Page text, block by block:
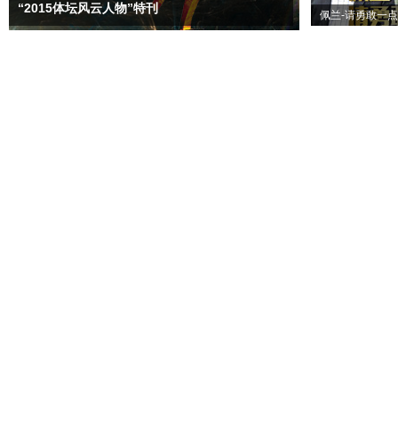
“2015体坛风云人物”特刊 佩兰-请勇敢一点